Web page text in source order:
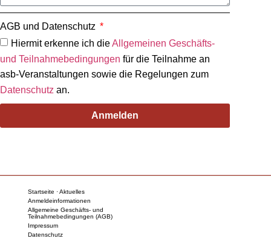
AGB und Datenschutz
Hiermit erkenne ich dieAllgemeinen Geschäfts-
und Teilnahmebedingungen für die Teilnahme an
asb-Veranstaltungen sowie die Regelungen zum
Datenschutz an.
Anmelden
Startseite · Aktuelles
Anmeldeinformationen
Allgemeine Geschäfts- und
Teilnahmebedingungen (AGB)
Impressum
Datenschutz